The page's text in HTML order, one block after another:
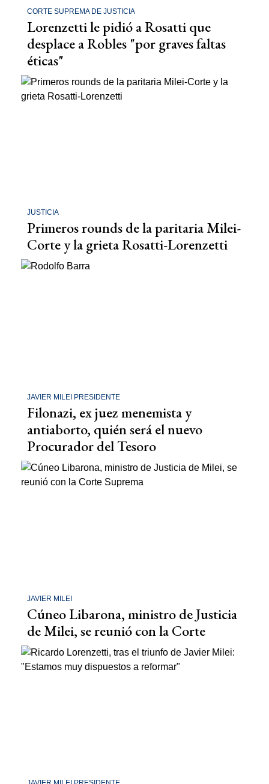
CORTE SUPREMA DE JUSTICIA
Lorenzetti le pidió a Rosatti que
desplace a Robles "por graves faltas
éticas"
JUSTICIA
Primeros rounds de la paritaria Milei-
Corte y la grieta Rosatti-Lorenzetti
JAVIER MILEI PRESIDENTE
Filonazi, ex juez menemista y
antiaborto, quién será el nuevo
Procurador del Tesoro
JAVIER MILEI
Cúneo Libarona, ministro de Justicia
de Milei, se reunió con la Corte